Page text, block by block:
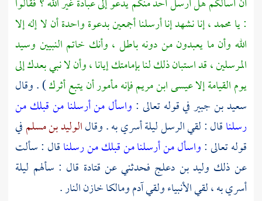
: يامحمد، إنا نشهد إنا أرسلنا أجمعين بدعوة واحدة أن لا إله إلا
الله وأن ما يعبدون من دونه باطل ، وأنك خاتم النبيين وسيد
المرسلين ، قد استبان ذلك لنا بإمامتك إيانا ، وأن لا نبي بعدك إلى
يوم القيامة إلاعيسى ابن مريمفإنه مأمور أن يتبع أثرك) . وقال
سعيد بن جبيرفي قوله تعالى : واسأل من أرسلنا من قبلك من
رسلناقال : لقي الرسل ليلة أسري به . وقالالوليد بن مسلمفي
قوله تعالى :واسأل من أرسلنا من قبلك من رسلناقال : سألت
عن ذلك وليد بن دعلج فحدثني عن قتادة قال : سألهم ليلة
أسري به ، لقي الأنبياء ولقيآدمومالكاخازن النار .